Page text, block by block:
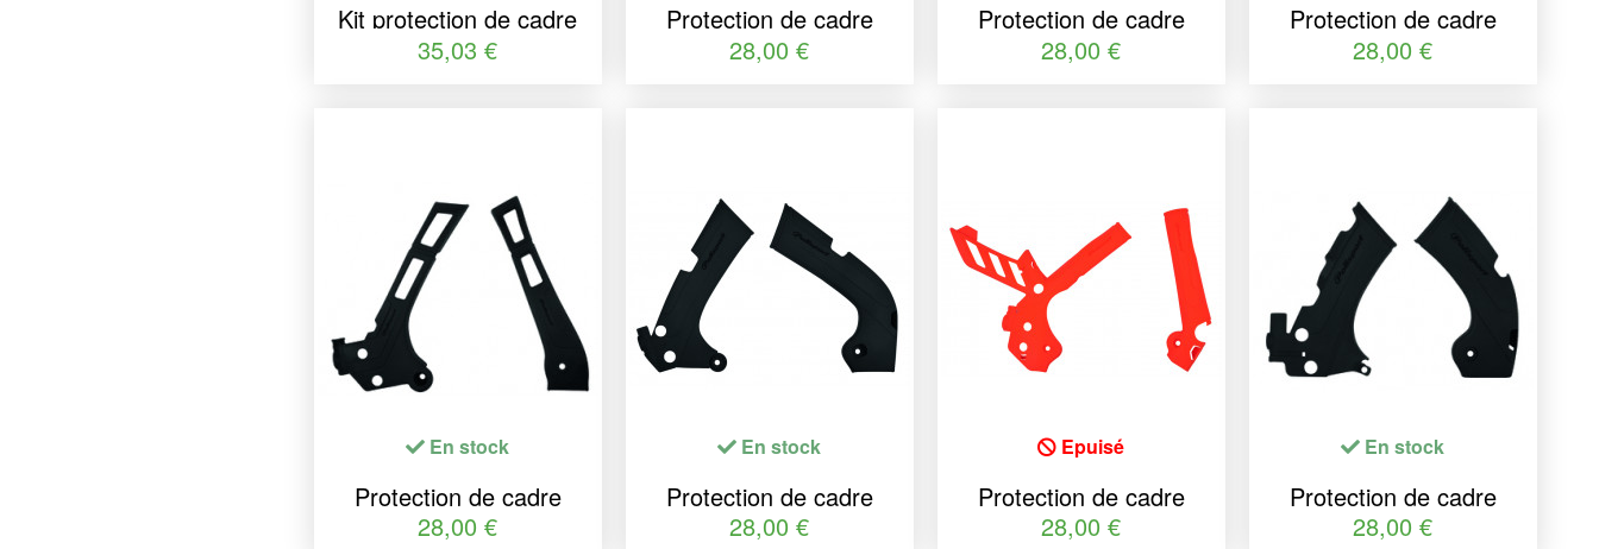
Kit protection de cadre
R&G RACING - cadre
35,03 €
Protection de cadre
POLISPORT noir
28,00 €
Protection de cadre
POLISPORT bleu
28,00 €
Protection de cadre
POLISPORT noir KTM
28,00 €
En stock
Protection de cadre
POLISPORT noir
28,00 €
En stock
Protection de cadre
POLISPORT noir Honda
28,00 €
Epuisé
Protection de cadre
POLISPORT orange
28,00 €
En stock
Protection de cadre
POLISPORT noir
28,00 €